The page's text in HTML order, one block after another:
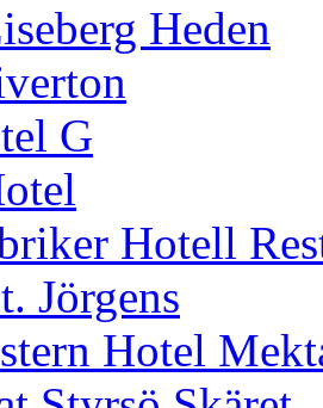
Heden
G
Hotell
Jörgens
Hotel